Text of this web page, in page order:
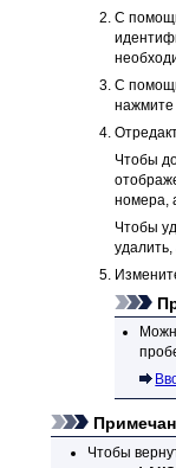
С
С
нажмите
Чтобы
номера,
Чтобы
Чтобы